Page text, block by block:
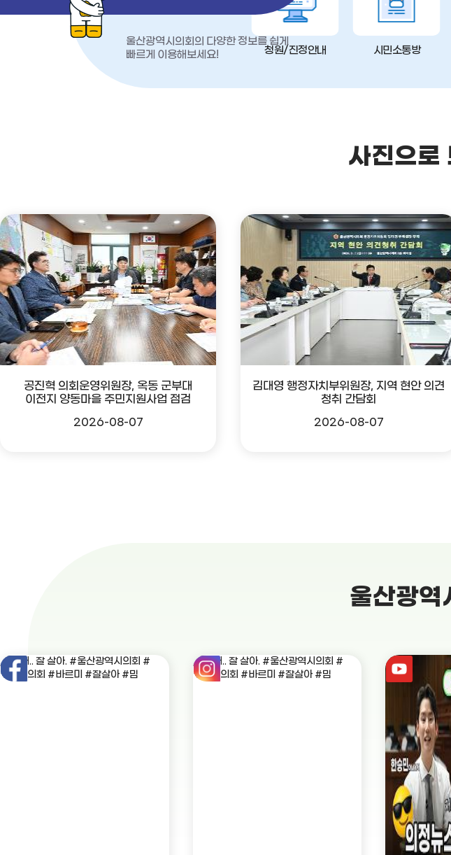
울산광역시의회의 다양한 정보를 쉽게
빠르게 이용해보세요!
청원/진정안내 시민소통방
사진으로
공진혁 의회운영위원장, 옥동 군부대
이전지 양동마을 주민지원사업 점검
2026-08-07
김대영 행정자치부위원장, 지역 현안 의견
청취 간담회
2026-08-07
울산광역